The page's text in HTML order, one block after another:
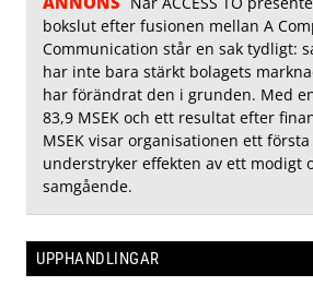
bokslut efter fusionen mellan A
Communication står en sak tydligt:
har inte bara stärkt bolagets
har förändrat den i grunden. Med
83,9 MSEK och ett resultat efter
MSEK visar organisationen ett
understryker effekten av ett modigt
samgående.
UPPHANDLINGAR